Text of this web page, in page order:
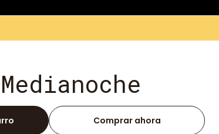
Comprar ahora